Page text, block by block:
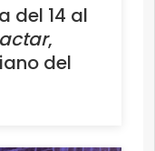
del 14 al
,
del